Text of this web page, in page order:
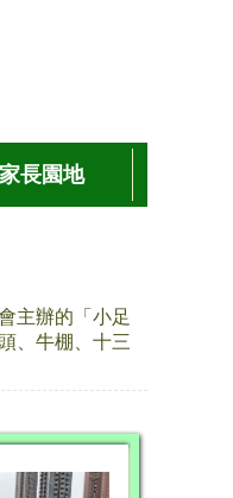
家長園地
主辦的「小足
、牛棚、十三